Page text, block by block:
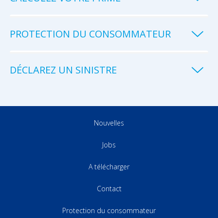
PROTECTION DU CONSOMMATEUR
DÉCLAREZ UN SINISTRE
Nouvelles
Jobs
A télécharger
Contact
Protection du consommateur